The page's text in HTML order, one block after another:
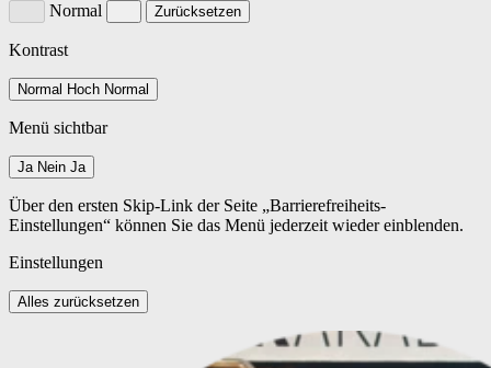
Normal Zurücksetzen
Kontrast
Normal Hoch Normal
Menü sichtbar
Ja Nein Ja
Über den ersten Skip-Link der Seite „Barrierefreiheits-
Einstellungen“ können Sie das Menü jederzeit wieder einblenden.
Einstellungen
Alles zurücksetzen